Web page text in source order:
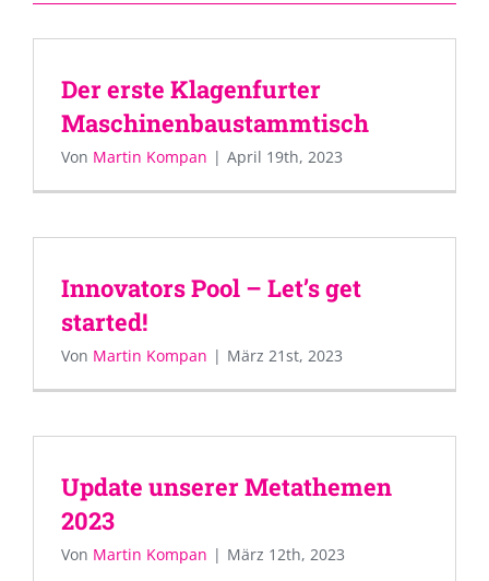
Der erste Klagenfurter
Maschinenbaustammtisch
Von Martin Kompan | April 19th, 2023
Innovators Pool – Let’s get
started!
Von Martin Kompan | März 21st, 2023
Update unserer Metathemen
2023
Von Martin Kompan | März 12th, 2023